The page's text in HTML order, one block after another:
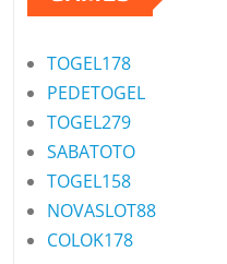
TOGEL178
PEDETOGEL
TOGEL279
SABATOTO
TOGEL158
NOVASLOT88
COLOK178